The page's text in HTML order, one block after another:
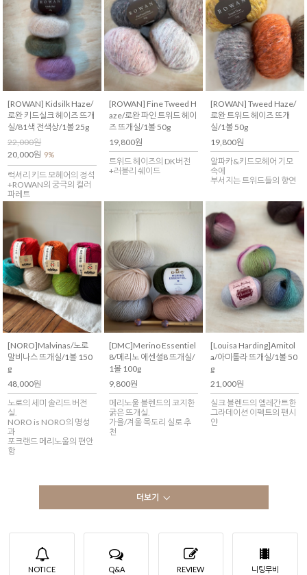
[ROWAN] Kidsilk Haze/
로완 키드실크 헤이즈 뜨개
실/81색 전색상/1볼 25g
22,000원
20,000원 9%
럭셔리 키드 모헤어의 정석
+ROWAN의 궁극의 컬러
파레트
[ROWAN] Fine Tweed H
aze/로완 파인 트위드 헤이
즈 뜨개실/1볼 50g
19,800원
트위드 헤이즈의 DK버전
+러블리 쉐이드
[ROWAN] Tweed Haze/
로완 트위드 헤이즈 뜨개
실/1볼 50g
19,800원
알파카&키드모헤어 기모
속에
부서지는 트위드들의 향연
[NORO]Malvinas/노로
말비나스 뜨개실/1볼 150
g
48,000원
노로의 세미 솔리드 버전
실.
NORO is NORO의 명성
과
포크랜드 메리노울의 편안
함
[DMC]Merino Essentiel
8/메리노 에센셜8 뜨개실/
1볼 100g
9,800원
메리노울 블렌드의 코지한
굵은 뜨개실.
가을/겨울 목도리 실로 추
천
[Louisa Harding]Amitol
a/아미톨라 뜨개실/1볼 50
g
21,000원
실크 블렌드의 엘레간트한
그라데이션 이펙트의 팬시
얀
더보기
NOTICE Q&A REVIEW 니팅무비